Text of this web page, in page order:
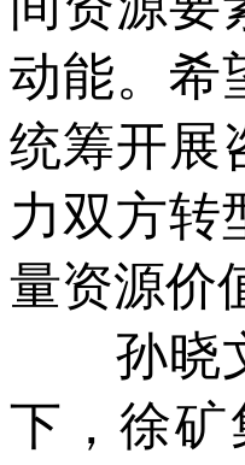
动能。希
统筹开展
力双方转
量资源价
孙晓文
下，徐